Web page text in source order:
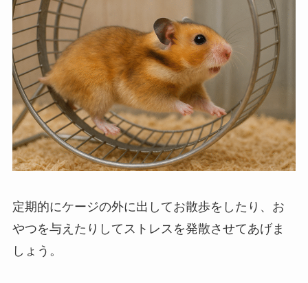
定期的にケージの外に出してお散歩をしたり、お
やつを与えたりしてストレスを発散させてあげま
しょう。